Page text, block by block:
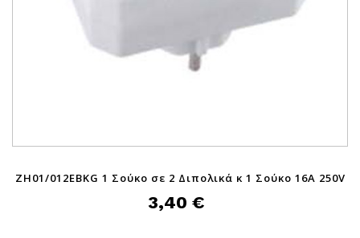
ZH01/012EBKG 1 Σούκο σε 2 Διπολικά κ 1 Σούκο 16A 250V
3,40 €